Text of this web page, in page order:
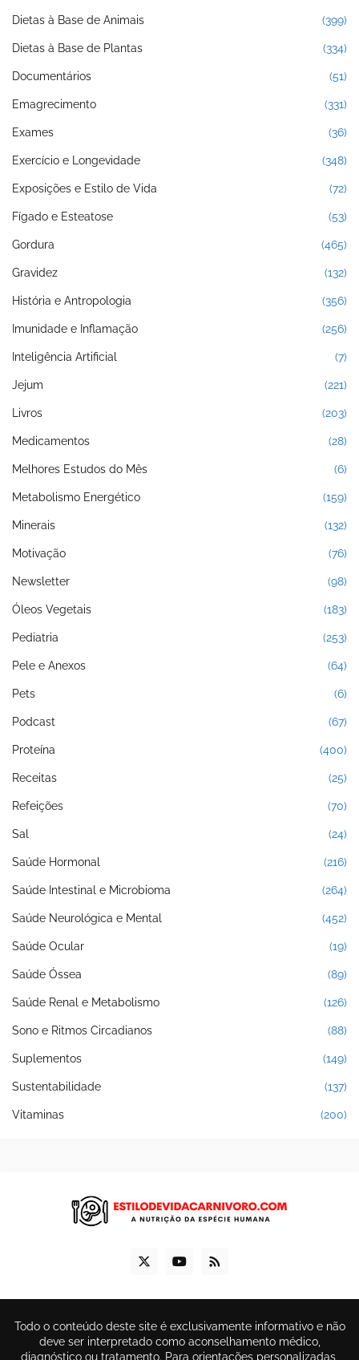
Dietas à Base de Animais (399)
Dietas à Base de Plantas (334)
Documentários (51)
Emagrecimento (331)
Exames (36)
Exercício e Longevidade (348)
Exposições e Estilo de Vida (72)
Fígado e Esteatose (53)
Gordura (465)
Gravidez (132)
História e Antropologia (356)
Imunidade e Inflamação (256)
Inteligência Artificial (7)
Jejum (221)
Livros (203)
Medicamentos (28)
Melhores Estudos do Mês (6)
Metabolismo Energético (159)
Minerais (132)
Motivação (76)
Newsletter (98)
Óleos Vegetais (183)
Pediatria (253)
Pele e Anexos (64)
Pets (6)
Podcast (67)
Proteína (400)
Receitas (25)
Refeições (70)
Sal (24)
Saúde Hormonal (216)
Saúde Intestinal e Microbioma (264)
Saúde Neurológica e Mental (452)
Saúde Ocular (19)
Saúde Óssea (89)
Saúde Renal e Metabolismo (126)
Sono e Ritmos Circadianos (88)
Suplementos (149)
Sustentabilidade (137)
Vitaminas (200)
Todo o conteúdo deste site é exclusivamente informativo e não
deve ser interpretado como aconselhamento médico,
diagnóstico ou tratamento. Para orientações personalizadas,